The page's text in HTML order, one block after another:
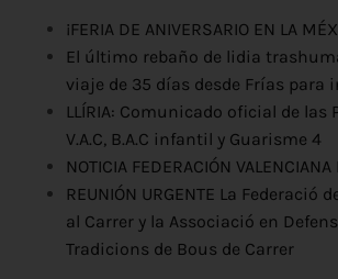
¡FERIA DE ANIVERSARIO EN LA
El último rebaño de lidia
viaje de 35 días desde Frías para
LLÍRIA: Comunicado oficial de las
V.A.C, B.A.C infantil y Guarisme 4
NOTICIA FEDERACIÓN
REUNIÓN URGENTE La Federació
al Carrer y la Associació en
Tradicions de Bous de Carrer